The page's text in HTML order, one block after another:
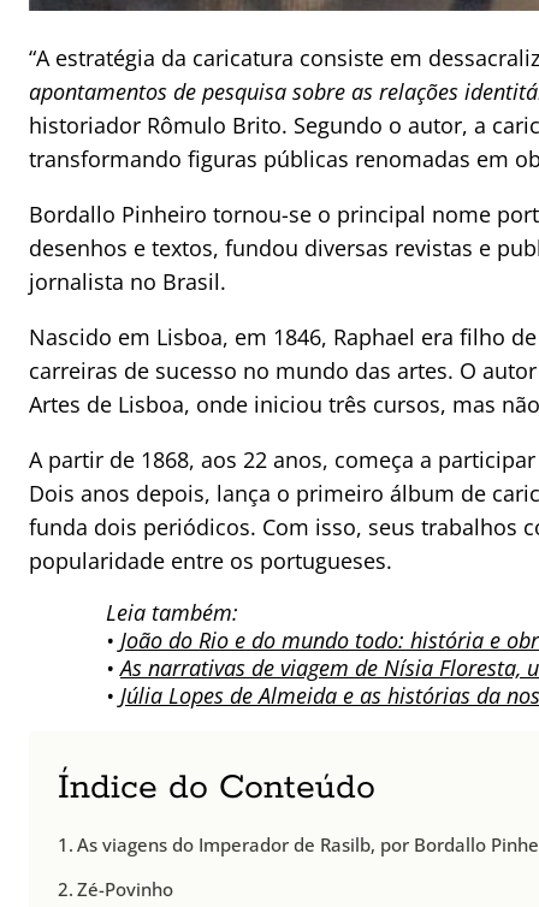
“A estratégia da caricatura consiste em
apontamentos de pesquisa sobre as relações
historiador Rômulo Brito. Segundo o autor, a
transformando figuras públicas renomadas em
Bordallo Pinheiro tornou-se o principal nome
desenhos e textos, fundou diversas revistas e
jornalista no Brasil.
Nascido em Lisboa, em 1846, Raphael era filho
carreiras de sucesso no mundo das artes. O
Artes de Lisboa, onde iniciou três cursos, mas
A partir de 1868, aos 22 anos, começa a
Dois anos depois, lança o primeiro álbum de
funda dois periódicos. Com isso, seus trabalhos
popularidade entre os portugueses.
Leia também:
• João do Rio e do mundo todo: história e
•As narrativas de viagem de Nísia Floresta,
• Júlia Lopes de Almeida e as histórias da
Índice do Conteúdo
As viagens do Imperador de Rasilb, por Bordallo
Zé-Povinho